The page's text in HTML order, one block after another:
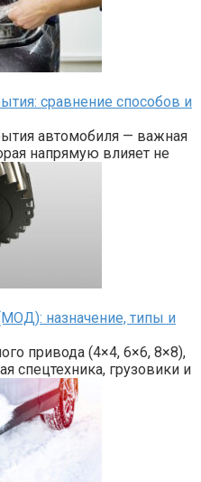
сравнение способов и
автомобиля — важная
напрямую влияет не
назначение, типы и
привода (4×4, 6×6, 8×8),
спецтехника, грузовики и